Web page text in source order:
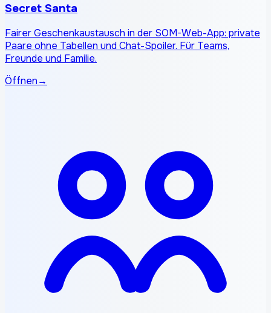
Secret Santa
Fairer Geschenkaustausch in der SOM-Web-App: private
Paare ohne Tabellen und Chat-Spoiler. Für Teams,
Freunde und Familie.
Öffnen→